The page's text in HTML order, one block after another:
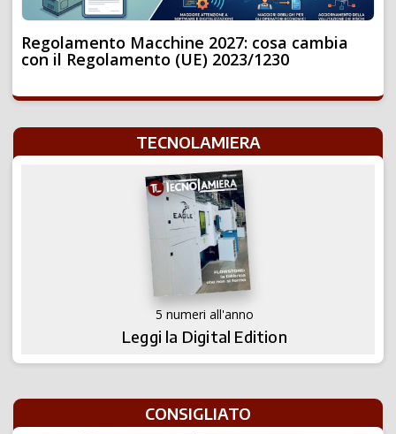
Regolamento Macchine 2027: cosa cambia
con il Regolamento (UE) 2023/1230
TECNOLAMIERA
5 numeri all'anno
Leggi la Digital Edition
CONSIGLIATO